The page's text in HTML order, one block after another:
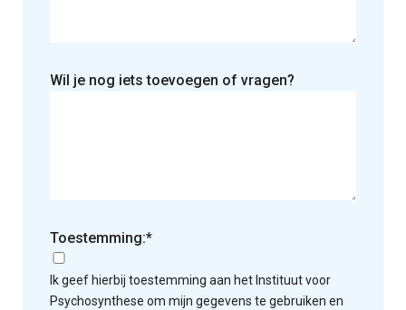
Wil je nog iets toevoegen of vragen?
Toestemming:*
Ik geef hierbij toestemming aan het Instituut voor
Psychosynthese om mijn gegevens te gebruiken en